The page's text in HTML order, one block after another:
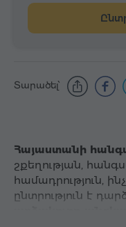
Տարածել՝
Հայաստանի
շքեղության,
համադրություն,
ընտրություն է